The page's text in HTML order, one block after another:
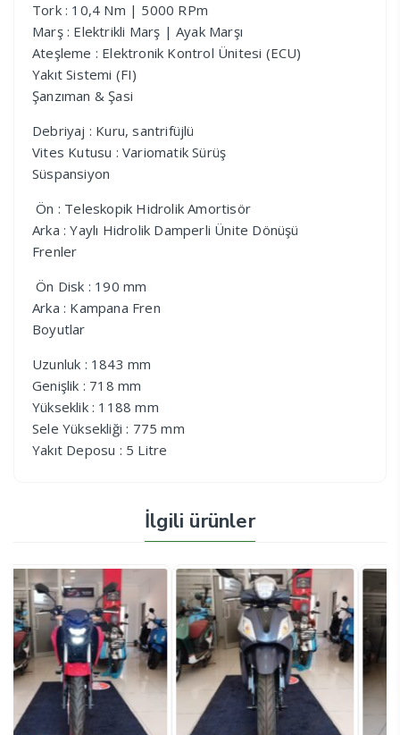
Tork : 10,4 Nm | 5000 RPm
Marş : Elektrikli Marş | Ayak Marşı
Ateşleme : Elektronik Kontrol Ünitesi (ECU)
Yakıt Sistemi (FI)
Şanzıman & Şasi
Debriyaj : Kuru, santrifüjlü
Vites Kutusu : Variomatik Sürüş
Süspansiyon
Ön : Teleskopik Hidrolik Amortisör
Arka : Yaylı Hidrolik Damperli Ünite Dönüşü
Frenler
Ön Disk : 190 mm
Arka : Kampana Fren
Boyutlar
Uzunluk : 1843 mm
Genişlik : 718 mm
Yükseklik : 1188 mm
Sele Yüksekliği : 775 mm
Yakıt Deposu : 5 Litre
İlgili ürünler